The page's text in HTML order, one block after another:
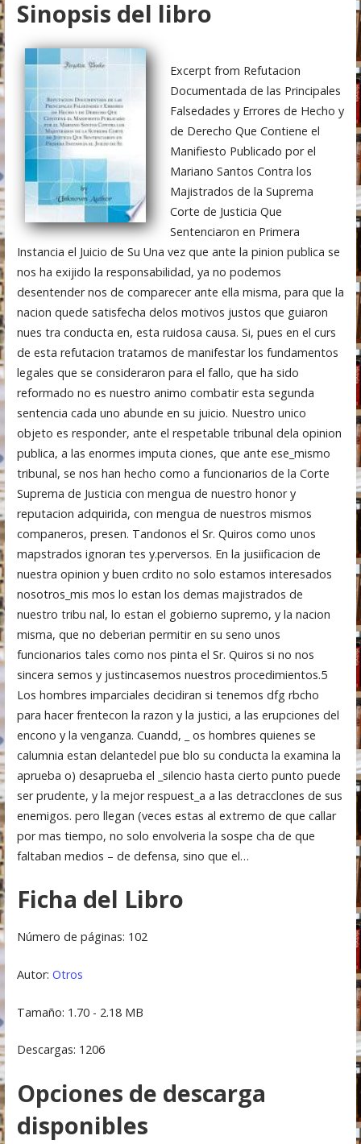
Sinopsis del libro
Excerpt from Refutacion
Documentada de las Principales
Falsedades y Errores de Hecho y
de Derecho Que Contiene el
Manifiesto Publicado por el
Mariano Santos Contra los
Majistrados de la Suprema
Corte de Justicia Que
Sentenciaron en Primera
Instancia el Juicio de Su Una vez que ante la pinion publica se
nos ha exijido la responsabilidad, ya no podemos
desentender nos de comparecer ante ella misma, para que la
nacion quede satisfecha delos motivos justos que guiaron
nues tra conducta en, esta ruidosa causa. Si, pues en el curs
de esta refutacion tratamos de manifestar los fundamentos
legales que se consideraron para el fallo, que ha sido
reformado no es nuestro animo combatir esta segunda
sentencia cada uno abunde en su juicio. Nuestro unico
objeto es responder, ante el respetable tribunal dela opinion
publica, a las enormes imputa ciones, que ante ese_mismo
tribunal, se nos han hecho como a funcionarios de la Corte
Suprema de Justicia con mengua de nuestro honor y
reputacion adquirida, con mengua de nuestros mismos
companeros, presen. Tandonos el Sr. Quiros como unos
mapstrados ignoran tes y.perversos. En la jusiificacion de
nuestra opinion y buen crdito no solo estamos interesados
nosotros_mis mos lo estan los demas majistrados de
nuestro tribu nal, lo estan el gobierno supremo, y la nacion
misma, que no deberian permitir en su seno unos
funcionarios tales como nos pinta el Sr. Quiros si no nos
sincera semos y justincasemos nuestros procedimientos.5
Los hombres imparciales decidiran si tenemos dfg rbcho
para hacer frentecon la razon y la justici, a las erupciones del
encono y la venganza. Cuandd, _ os hombres quienes se
calumnia estan delantedel pue blo su conducta la examina la
aprueba o) desaprueba el _silencio hasta cierto punto puede
ser prudente, y la mejor respuest_a a las detracclones de sus
enemigos. pero llegan (veces estas al extremo de que callar
por mas tiempo, no solo envolveria la sospe cha de que
faltaban medios – de defensa, sino que el…
Ficha del Libro
Número de páginas: 102
Autor: Otros
Tamaño: 1.70 - 2.18 MB
Descargas: 1206
Opciones de descarga
disponibles